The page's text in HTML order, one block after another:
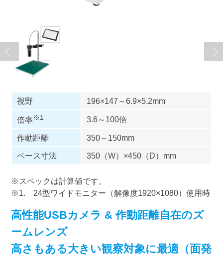
視野 196×147～6.9×5.2mm
倍率※1 3.6～100倍
作動距離
350～150mm
ベース寸法
350（W）×450（D）mm
※スペックは計算値です。
※1. 24型ワイドモニター（解像度1920×1080）使用時
高性能USBカメラ & 作動距離自在のズ
ームレンズ
高さもある大きい観察対象に最適（面発